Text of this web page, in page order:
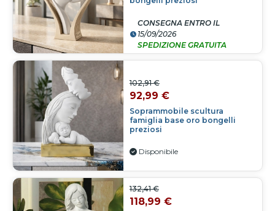
CONSEGNA ENTRO IL
15/09/2026
SPEDIZIONE GRATUITA
Soprammobile scultura
famiglia base oro bongelli
preziosi
102,91 €
92,99 €
Disponibile
132,41 €
118,99 €